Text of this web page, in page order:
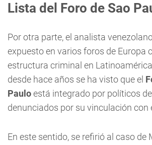
Lista del Foro de Sao
Por otra parte, el analista
expuesto en varios foros de Europa
estructura criminal en
desde hace años se ha visto que el
Pauloestá integrado por políticos
denunciados por su vinculación con
En este sentido, se refirió al caso de